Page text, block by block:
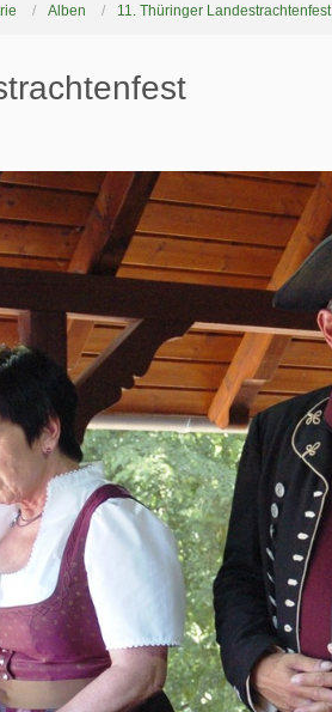
Alben 11. Thüringer Landestrachtenfest